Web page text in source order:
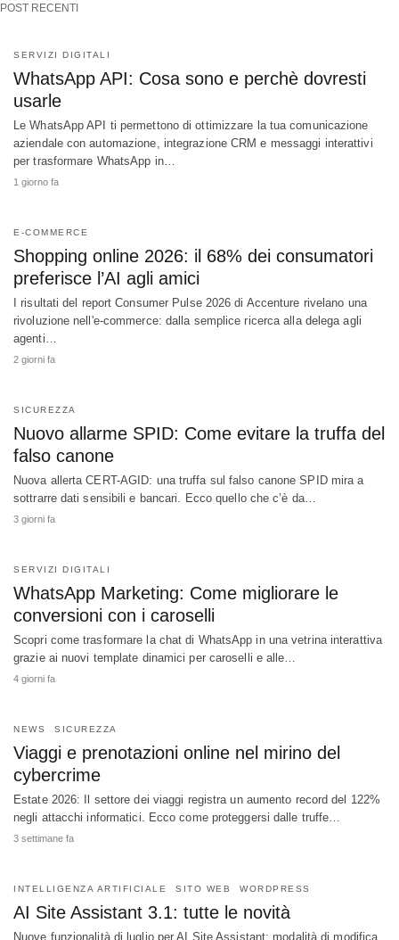
POST RECENTI
SERVIZI DIGITALI
WhatsApp API: Cosa sono e perchè dovresti
usarle
Le WhatsApp API ti permettono di ottimizzare la tua comunicazione
aziendale con automazione, integrazione CRM e messaggi interattivi
per trasformare WhatsApp in…
1 giorno fa
E-COMMERCE
Shopping online 2026: il 68% dei consumatori
preferisce l’AI agli amici
I risultati del report Consumer Pulse 2026 di Accenture rivelano una
rivoluzione nell'e-commerce: dalla semplice ricerca alla delega agli
agenti…
2 giorni fa
SICUREZZA
Nuovo allarme SPID: Come evitare la truffa del
falso canone
Nuova allerta CERT-AGID: una truffa sul falso canone SPID mira a
sottrarre dati sensibili e bancari. Ecco quello che c’è da…
3 giorni fa
SERVIZI DIGITALI
WhatsApp Marketing: Come migliorare le
conversioni con i caroselli
Scopri come trasformare la chat di WhatsApp in una vetrina interattiva
grazie ai nuovi template dinamici per caroselli e alle…
4 giorni fa
NEWS SICUREZZA
Viaggi e prenotazioni online nel mirino del
cybercrime
Estate 2026: Il settore dei viaggi registra un aumento record del 122%
negli attacchi informatici. Ecco come proteggersi dalle truffe…
3 settimane fa
INTELLIGENZA ARTIFICIALE SITO WEB WORDPRESS
AI Site Assistant 3.1: tutte le novità
Nuove funzionalità di luglio per AI Site Assistant: modalità di modifica